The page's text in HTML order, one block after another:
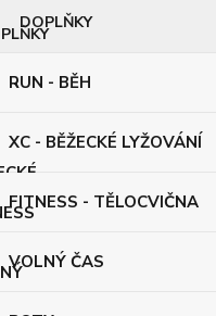
DOPLŇKY
RUN - BĚH
XC - BĚŽECKÉ LYŽOVÁNÍ
FITNESS - TĚLOCVIČNA
VOLNÝ ČAS